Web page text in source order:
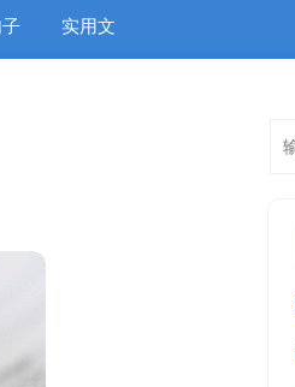
实用文